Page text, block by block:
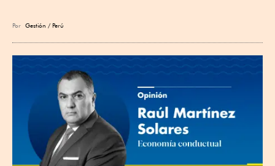
Por Gestión / Perú